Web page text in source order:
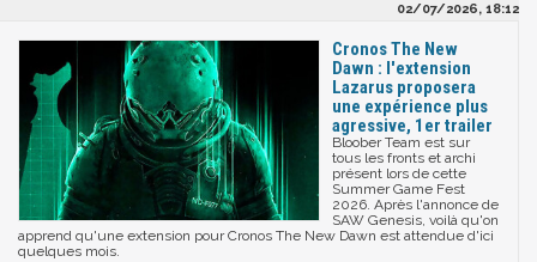
02/07/2026, 18:12
Cronos The New
Dawn : l'extension
Lazarus proposera
une expérience plus
agressive, 1er trailer
Bloober Team est sur
tous les fronts et archi
présent lors de cette
Summer Game Fest
2026. Après l'annonce de
SAW Genesis, voilà qu'on
apprend qu'une extension pour Cronos The New Dawn est attendue d'ici
quelques mois.